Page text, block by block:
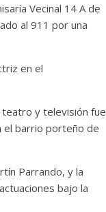
Vecinal 14 A de
al 911 por una
en el
teatro y televisión fue
el barrio porteño de
Parrando, y la
bajo la